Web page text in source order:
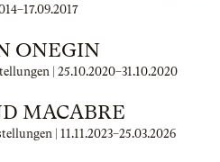
–17.09.2017
ONEGIN
| 25.10.2020–31.10.2020
MACABRE
| 11.11.2023–25.03.2026